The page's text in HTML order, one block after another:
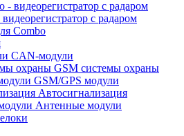
с радаром
Combo
CAN-модули
GSM системы охраны
GSM/GPS модули
Автосигнализация
Антенные модули